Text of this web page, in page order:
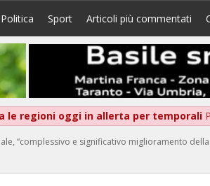
Politica Sport Articoli più commentati
le regioni oggi in allerta per temporali
“complessivo e significativo miglioramento